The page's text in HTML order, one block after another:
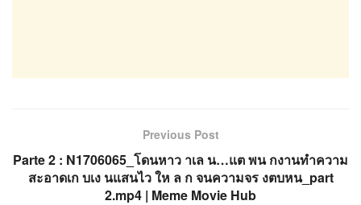
Previous Post
Parte 2 : N1706065_โดนหาว าเล น…แต พน กงานทำความ
สะอาดเก บเง นแสนไว ให ล ก จนความจร งตบหน_part
2.mp4 | Meme Movie Hub